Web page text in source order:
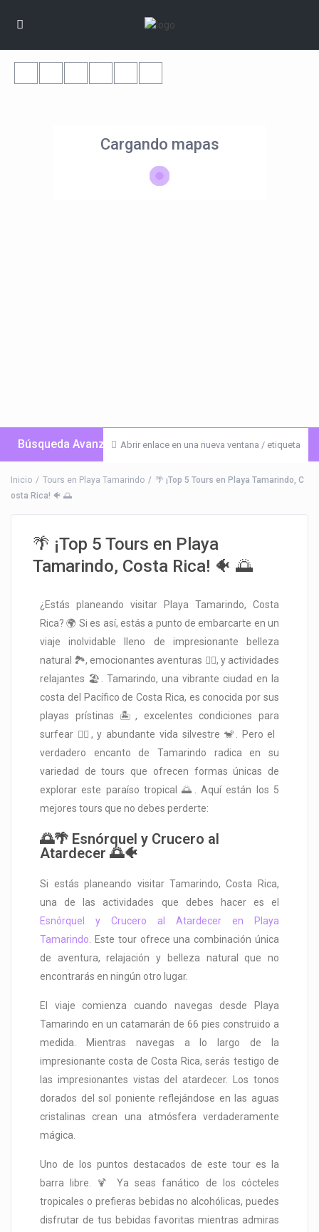
Cargando mapas
Abrir enlace en una nueva ventana / etiqueta
Búsqueda Avanzada
Inicio Tours en Playa Tamarindo
🌴 ¡Top 5 Tours en Playa Tamarindo, C
osta Rica! 🐠 🌅
🌴 ¡Top 5 Tours en Playa
Tamarindo, Costa Rica! 🐠 🌅
¿Estás planeando visitar Playa Tamarindo, Costa
Rica? 🌍 Si es así, estás a punto de embarcarte en un
viaje inolvidable lleno de impresionante belleza
natural 🏞️, emocionantes aventuras 🚣‍♀️, y actividades
relajantes 🏖️. Tamarindo, una vibrante ciudad en la
costa del Pacífico de Costa Rica, es conocida por sus
playas prístinas 🏝️, excelentes condiciones para
surfear 🏄‍♂️, y abundante vida silvestre 🐒. Pero el
verdadero encanto de Tamarindo radica en su
variedad de tours que ofrecen formas únicas de
explorar este paraíso tropical 🌅. Aquí están los 5
mejores tours que no debes perderte:
🌅🌴 Esnórquel y Crucero al
Atardecer 🌅🐠
Si estás planeando visitar Tamarindo, Costa Rica,
una de las actividades que debes hacer es el
Esnórquel y Crucero al Atardecer en Playa
Tamarindo . Este tour ofrece una combinación única
de aventura, relajación y belleza natural que no
encontrarás en ningún otro lugar.
El viaje comienza cuando navegas desde Playa
Tamarindo en un catamarán de 66 pies construido a
medida. Mientras navegas a lo largo de la
impresionante costa de Costa Rica, serás testigo de
las impresionantes vistas del atardecer. Los tonos
dorados del sol poniente reflejándose en las aguas
cristalinas crean una atmósfera verdaderamente
mágica.
Uno de los puntos destacados de este tour es la
barra libre. 🍹 Ya seas fanático de los cócteles
tropicales o prefieras bebidas no alcohólicas, puedes
disfrutar de tus bebidas favoritas mientras admiras